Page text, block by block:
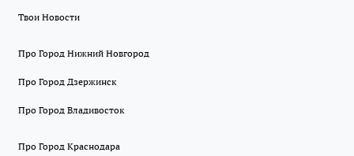
Твои Новости
Про Город Нижний Новгород
Про Город Дзержинск
Про Город Владивосток
Про Город Краснодара